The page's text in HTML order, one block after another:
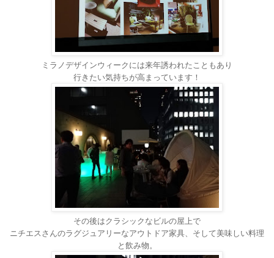
ミラノデザインウィークには来年誘われたこともあり
行きたい気持ちが高まっています！
その後はクラシックなビルの屋上で
ニチエスさんのラグジュアリーなアウトドア家具、そして美味しい料理
と飲み物。